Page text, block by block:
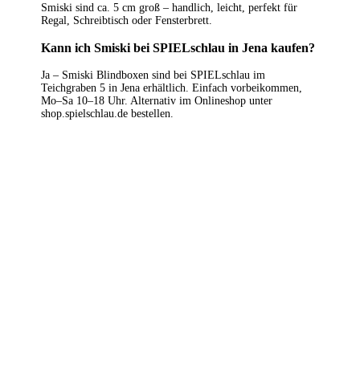
Smiski sind ca. 5 cm groß – handlich, leicht, perfekt für
Regal, Schreibtisch oder Fensterbrett.
Kann ich Smiski bei SPIELschlau in Jena kaufen?
Ja – Smiski Blindboxen sind bei SPIELschlau im
Teichgraben 5 in Jena erhältlich. Einfach vorbeikommen,
Mo–Sa 10–18 Uhr. Alternativ im Onlineshop unter
shop.spielschlau.de bestellen.